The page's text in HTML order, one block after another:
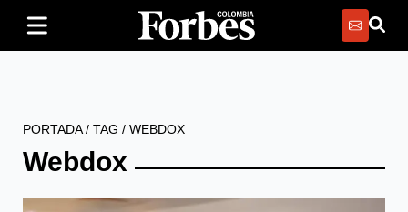
PORTADA/ TAG / WEBDOX
Webdox